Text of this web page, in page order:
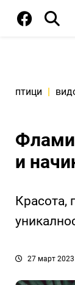
птици |
и
Красота,
27 март